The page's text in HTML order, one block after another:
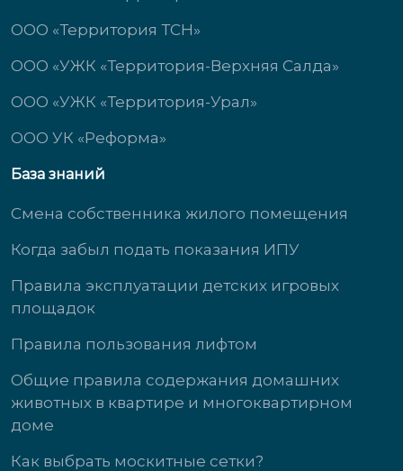
ООО «Территория ТСН»
ООО «УЖК «Территория-Верхняя Салда»
ООО «УЖК «Территория-Урал»
ООО УК «Реформа»
База знаний
Смена собственника жилого помещения
Когда забыл подать показания ИПУ
Правила эксплуатации детских игровых
площадок
Правила пользования лифтом
Общие правила содержания домашних
животных в квартире и многоквартирном
доме
Как выбрать москитные сетки?